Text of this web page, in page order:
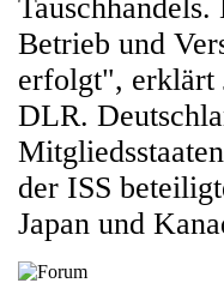
Betrieb und
erfolgt", erklärt
DLR.
der ISS
Japan und